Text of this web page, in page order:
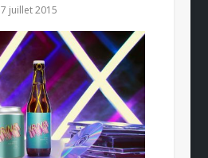
7 juillet 2015